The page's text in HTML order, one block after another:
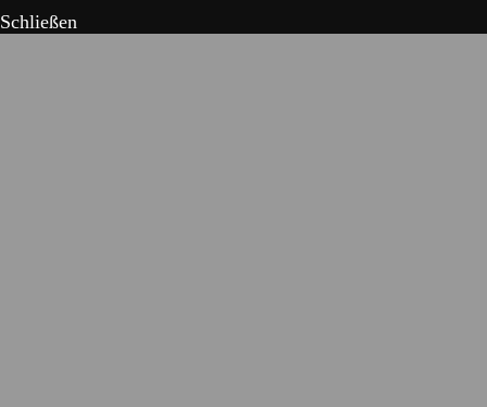
Schließen